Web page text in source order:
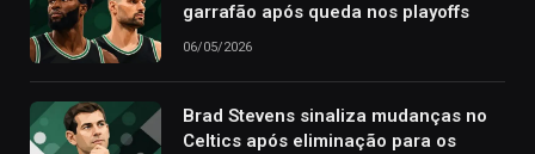
garrafão após queda nos playoffs
06/05/2026
Brad Stevens sinaliza mudanças no
Celtics após eliminação para os